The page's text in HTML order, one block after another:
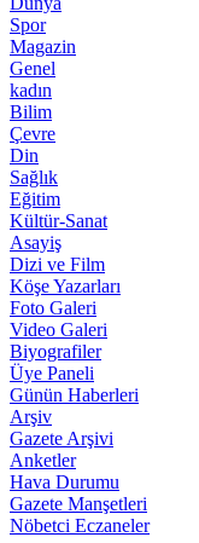
Spor
Magazin
Genel
kadın
Bilim
Çevre
Din
Sağlık
Eğitim
Kültür-Sanat
Asayiş
Dizi ve Film
Köşe Yazarları
Foto Galeri
Video Galeri
Biyografiler
Üye Paneli
Günün Haberleri
Arşiv
Gazete Arşivi
Anketler
Hava Durumu
Gazete Manşetleri
Nöbetci Eczaneler